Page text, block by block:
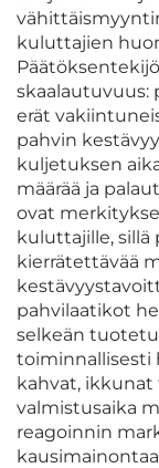
kuluttajien
skaalautuvuus:
erät
pahvin
kuljetuksen
määrää ja
ovat
kuluttajille, sillä
kierrätettävää
pahvilaatikot
selkeän
toiminnallisesti
kahvat, ikkunat
valmistusaika
reagoinnin